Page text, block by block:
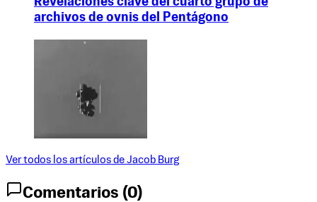
Revelaciones clave del cuarto grupo de
archivos de ovnis del Pentágono
Ver todos los artículos de Jacob Burg
Comentarios (0)